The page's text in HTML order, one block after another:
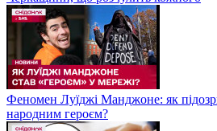
Феномен Луїджі Манджоне: як
народним героєм?